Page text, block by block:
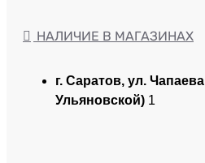
НАЛИЧИЕ В МАГАЗИНАХ
г. Саратов, ул.
Ульяновской) 1